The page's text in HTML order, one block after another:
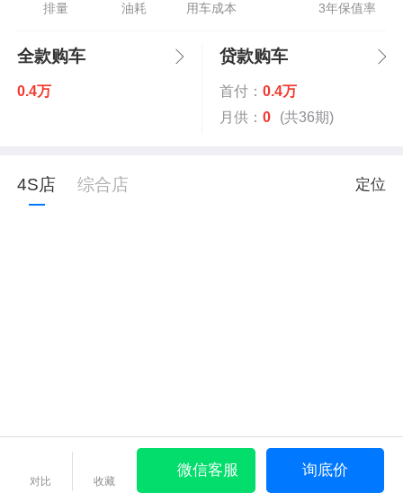
排量 油耗 用车成本 3年保值率
全款购车
0.4万
贷款购车
首付： 0.4万
月供： 0 (共36期)
4S店 综合店 定位
对比 收藏
微信客服 询底价